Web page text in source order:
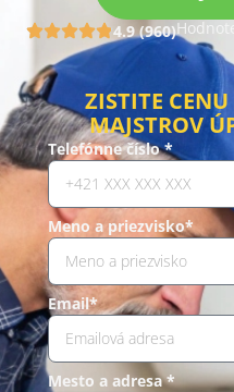
4.9 (960)
ZISTITE
MAJSTROV
Telefónne číslo *
Meno a priezvisko*
Email*
Mesto a adresa *